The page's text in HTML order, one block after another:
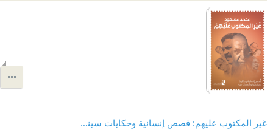
غير المكتوب عليهم: قصص إنسانية وحكايات سينمائية وشهادات حية